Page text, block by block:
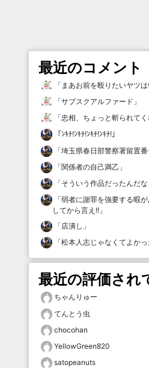
最近のコメント
「 まあお前を殴りたいヤツ
「サブスクアルファード 」
「忠相、ちょっと斬られて
「ﾝｷﾁ!ﾝｷﾁ!ﾝｷﾁ!ﾝｷﾁ! 」
「埼玉県春日部警察署留置
「関係者の自己満乙 」
「そういう作品だったんだな
「弱者に謝罪を強要する暇
してから言え!! 」
「店潰し 」
「松本人志じゃなくてよかっ
最近の評価され
ちゃんりゅー
てんとう虫
chocohan
YellowGreen820
satopeanuts